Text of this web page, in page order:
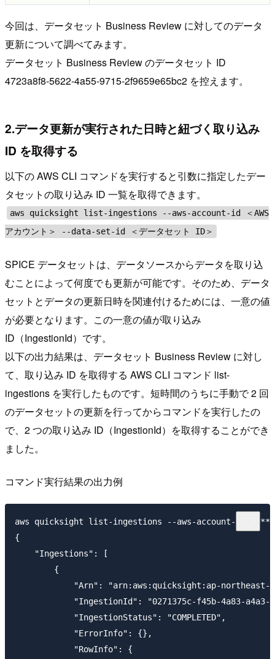
今回は、データセット Business Review に対してのデータ
更新について調べてみます。
データセット Business Review のデータセット ID
4723a8f8-5622-4a55-9715-2f9659e65bc2 を控えます。
2.データ更新が実行された日時と紐づく取り込み
ID を取得する
以下の AWS CLI コマンドを実行すると引数に指定したデー
タセットの取り込み ID 一覧を取得できます。
aws quicksight list-ingestions --aws-account-id ＜AWS
アカウント＞ --data-set-id ＜データセット ID＞
SPICE データセットは、データソースからデータを取り込
むことによって何度でも更新が可能です。そのため、データ
セットとデータの更新日時を関連付けるためには、一意の値
が必要となります。この一意の値が取り込み
ID（IngestionId）です。
以下の出力結果は、データセット Business Review に対し
て、取り込み ID を取得する AWS CLI コマンド list-
ingestions を実行したものです。短時間のうちに手動で 2 回
のデータセットの更新を行ってからコマンドを実行したの
で、2 つの取り込み ID（IngestionId）を取得することができ
ました。
コマンド実行結果の出力例
aws quicksight list-ingestions --aws-account-id
{
    "Ingestions": [
        {
"Arn": "arn:aws:quicksight:ap-
"IngestionId": "0271375c-f45b-4a83-a4a3-
            "IngestionStatus": "COMPLETED",
            "ErrorInfo": {},
            "RowInfo": {